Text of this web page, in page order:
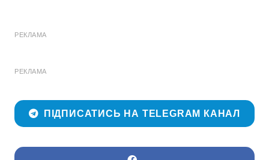
РЕКЛАМА
РЕКЛАМА
ПІДПИСАТИСЬ НА TELEGRAM КАНАЛ